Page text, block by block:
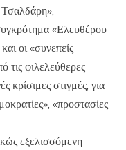
«Ελευθέρου
οι «συνεπείς
τις φιλελεύθερες
κρίσιμες στιγμές, για
«προστασίες
εξελισσόμενη